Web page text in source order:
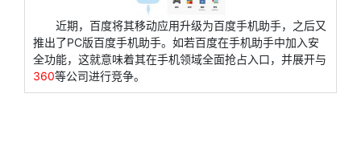
近期，百度将其移动应用升级为百度手机助手，之后又
推出了PC版百度手机助手。如若百度在手机助手中加入安
全功能，这就意味着其在手机领域全面抢占入口，并展开与
360等公司进行竞争。